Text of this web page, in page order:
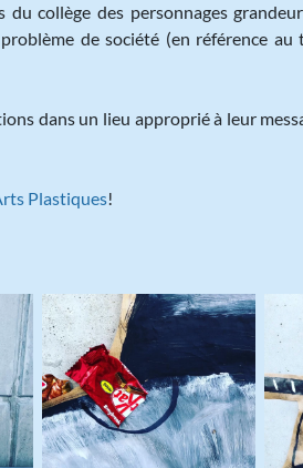
collège des personnages
de société (en référence au
dans un lieu approprié à leur
Plastiques!